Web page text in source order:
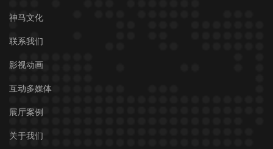
神马文化
联系我们
影视动画
互动多媒体
展厅案例
关于我们